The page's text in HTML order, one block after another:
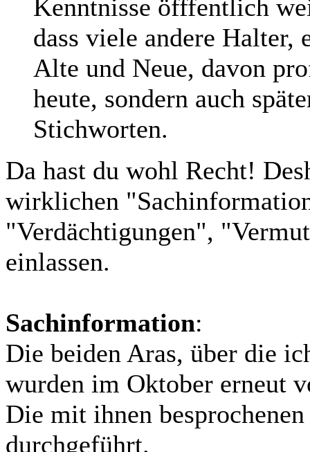
Kenntnisse öfffentlich
dass viele andere Halter,
Alte und Neue, davon
heute, sondern auch
Stichworten.
Da hast du wohl Recht!
wirklichen
"Verdächtigungen",
einlassen.
Sachinformation:
Die beiden Aras, über die
wurden im Oktober erneut
Die mit ihnen
durchgeführt.